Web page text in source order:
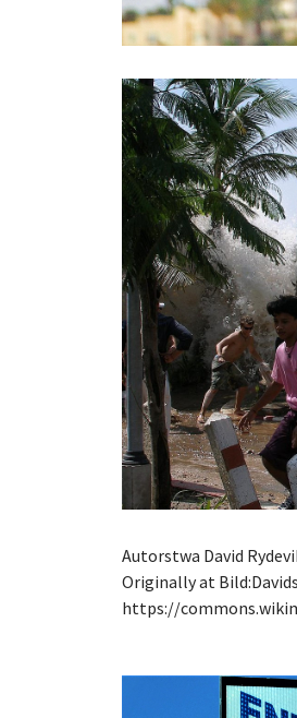
Autorstwa David
Originally at
https://